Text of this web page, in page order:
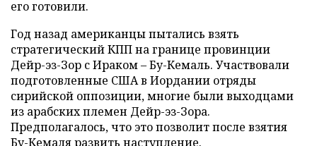
его готовили.
Год назад американцы пытались взять
стратегический КПП на границе провинции
Дейр-эз-Зор с Ираком – Бу-Кемаль. Участвовали
подготовленные США в Иордании отряды
сирийской оппозиции, многие были выходцами
из арабских племен Дейр-эз-Зора.
Предполагалось, что это позволит после взятия
Бу-Кемаля развить наступление.